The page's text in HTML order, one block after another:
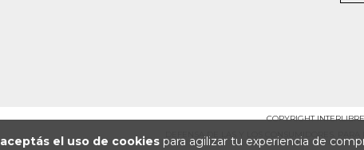
aceptás el uso de cookies para agilizar tu experiencia de
COPYRIGHT
DEFENSA DE LAS Y LOS CONSUMIDORES. PARA